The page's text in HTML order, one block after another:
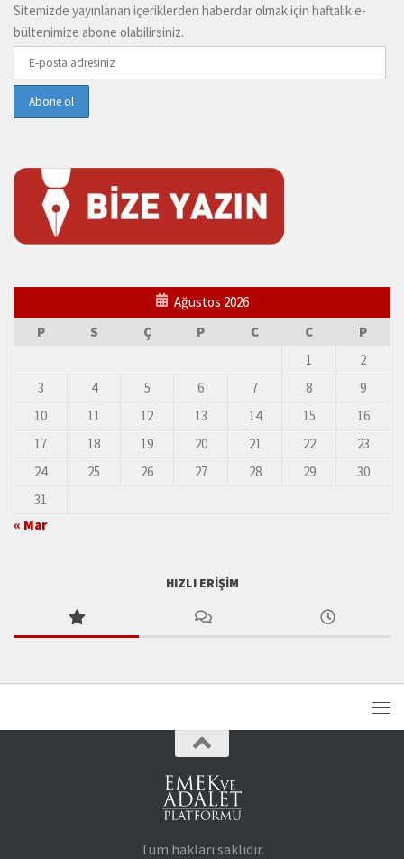
Sitemizde yayınlanan içeriklerden haberdar olmak için haftalık e-
bültenimize abone olabilirsiniz.
Ağustos 2026
P
S Ç P C C
P
1
2
3
4 5 6 7 8
9
10
11 12 13 14 15
16
17
18 19 20 21 22
23
24
25 26 27 28 29
30
31
« Mar
HIZLI ERIŞIM
Tüm hakları saklıdır.